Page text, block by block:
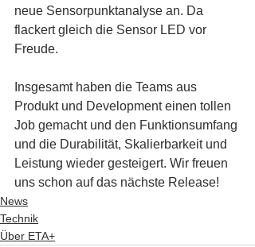
neue Sensorpunktanalyse an. Da
flackert gleich die Sensor LED vor
Freude.
Insgesamt haben die Teams aus
Produkt und Development einen tollen
Job gemacht und den Funktionsumfang
und die Durabilität, Skalierbarkeit und
Leistung wieder gesteigert. Wir freuen
uns schon auf das nächste Release!
News
Technik
Über ETA+